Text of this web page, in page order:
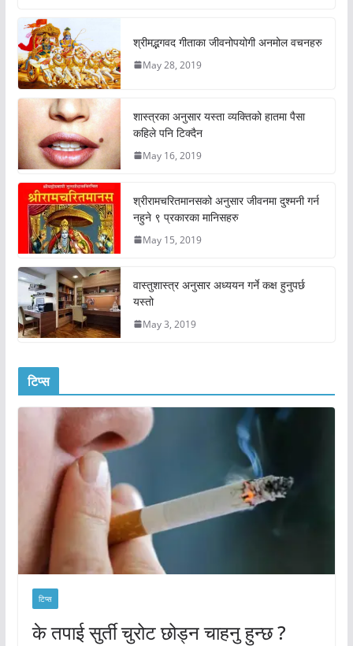
श्रीमद्भगवद गीताका जीवनोपयोगी अनमोल वचनहरु
May 28, 2019
शास्त्रका अनुसार यस्ता व्यक्तिको हातमा पैसा
कहिले पनि टिक्दैन
May 16, 2019
श्रीरामचरितमानसको अनुसार जीवनमा दुश्मनी गर्न
नहुने ९ प्रकारका मानिसहरु
May 15, 2019
वास्तुशास्त्र अनुसार अध्ययन गर्ने कक्ष हुनुपर्छ
यस्तो
May 3, 2019
टिप्स
टिप्स
के तपाई सुर्ती चुरोट छोड्न चाहनु हुन्छ ?